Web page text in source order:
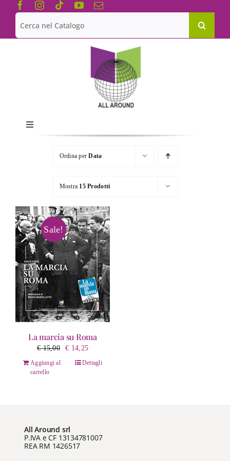
Salta
contenuto
Cerca
per:
Toggle
Navigation
Chi siamo
Le Collane
Catalogo
Ordina perData
Mostra 15 Prodotti
Sale!
La marcia su Roma
€15,00
Il
prezzo
€ 14,25Il
prezzo
Aggiungi al
carrello
Dettagli
All Around srl
P.IVA e CF 13134781007
REA RM 1426517